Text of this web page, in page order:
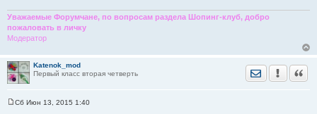
н
и
е
Уважаемые Форумчане, по вопросам раздела Шопинг-клуб, добро
пожаловать в личку
Модератор
Katenok_mod
Первый класс вторая четверть
Отправить
Сб Июн 13, 2015 1:40